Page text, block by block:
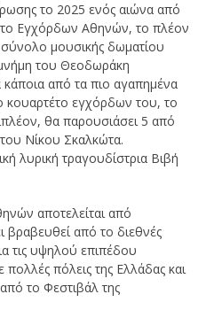
το 2025 ενός αιώνα από
Εγχόρδων Αθηνών, το πλέον
σύνολο μουσικής δωματίου
του Θεοδωράκη
από τα πιο αγαπημένα
κουαρτέτο εγχόρδων του, το
θα παρουσιάσει 5 από
Νίκου Σκαλκώτα.
λυρική τραγουδίστρια Βιβή
αποτελείται από
βραβευθεί από το διεθνές
τις υψηλού επιπέδου
πόλεις της Ελλάδας και
το Φεστιβάλ της